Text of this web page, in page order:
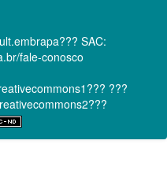
SAC:
fale-conosco
???